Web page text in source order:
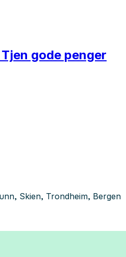
gode penger
Skien, Trondheim, Bergen